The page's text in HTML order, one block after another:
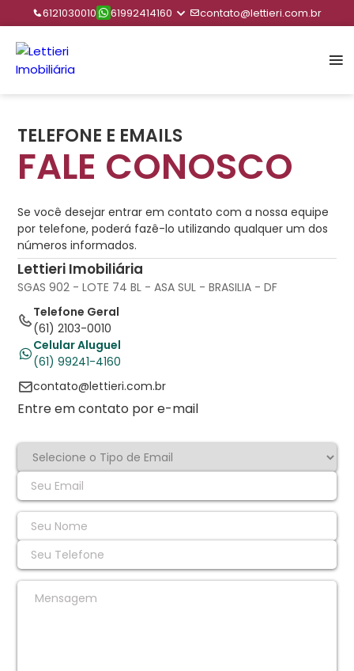
6121030010 61992414160 contato@lettieri.com.br
TELEFONE E EMAILS
FALE CONOSCO
Se você desejar entrar em contato com a nossa equipe
por telefone, poderá fazê-lo utilizando qualquer um dos
números informados.
Lettieri Imobiliária
SGAS 902 - LOTE 74 BL - ASA SUL - BRASILIA - DF
Telefone Geral
(61) 2103-0010
Celular Aluguel
(61) 99241-4160
contato@lettieri.com.br
Entre em contato por e-mail